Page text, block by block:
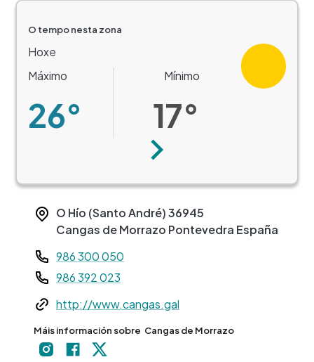
O tempo nesta zona
Hoxe
Máximo
26°
Mínimo
17°
Seguinte
O Hío (Santo André)36945
Cangas de Morrazo Pontevedra España
Teléfono
986 300 050
986 392 023
Webhttp://www.cangas.gal
Máis información sobre Cangas de Morrazo